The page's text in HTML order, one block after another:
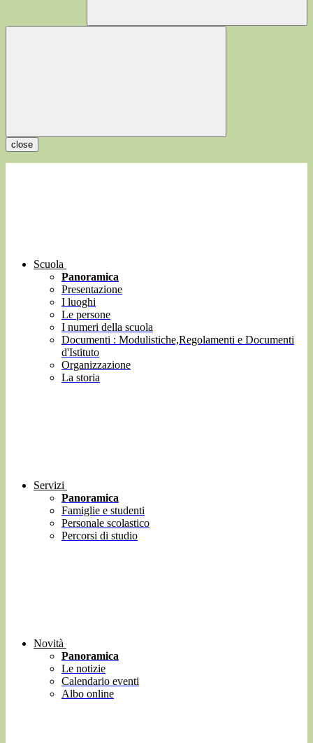
close
Scuola
Panoramica
Presentazione
I luoghi
Le persone
I numeri della scuola
Documenti : Modulistiche,Regolamenti e Documenti
d'Istituto
Organizzazione
La storia
Servizi
Panoramica
Famiglie e studenti
Personale scolastico
Percorsi di studio
Novità
Panoramica
Le notizie
Calendario eventi
Albo online